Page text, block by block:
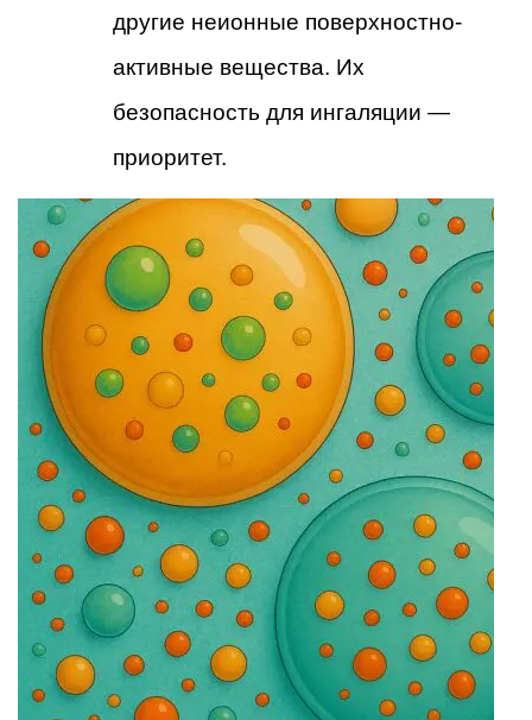
другие неионные поверхностно-
активные вещества. Их
безопасность для ингаляции —
приоритет.